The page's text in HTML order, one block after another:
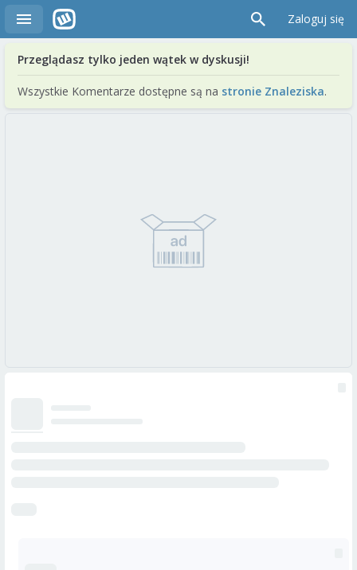
Zaloguj się
Przeglądasz tylko jeden wątek w dyskusji!
Wszystkie Komentarze dostępne są na stronie Znaleziska.